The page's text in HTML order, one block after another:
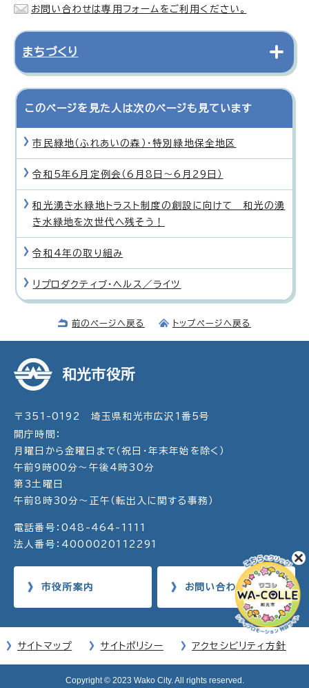
お問い合わせは専用フォームをご利用ください。
まちづくり
このページを見た人は次のページも見ています
市民緑地（ふれあいの森）・特別緑地保全地区
令和5年6月定例会（6月8日〜6月29日）
和光湧き水緑地トラスト制度の創設に向けて 和光の湧
き水緑地を次世代へ残そう！
令和4年の取り組み
リプロダクティブ・ヘルス／ライツ
前のページへ戻る トップページへ戻る
和光市役所
〒351-0192 埼玉県和光市広沢1番5号
開庁時間：
月曜日から金曜日まで（祝日・年末年始を除く）
午前9時00分～午後4時30分
第3土曜日
午前8時30分～正午（転出入に関する事務）
電話番号：048-464-1111
法人番号：4000020112291
市役所案内 お問い合わせ
サイトマップ サイトポリシー アクセシビリティ方針
Copyright © 2023 Wako City. All rights reserved.